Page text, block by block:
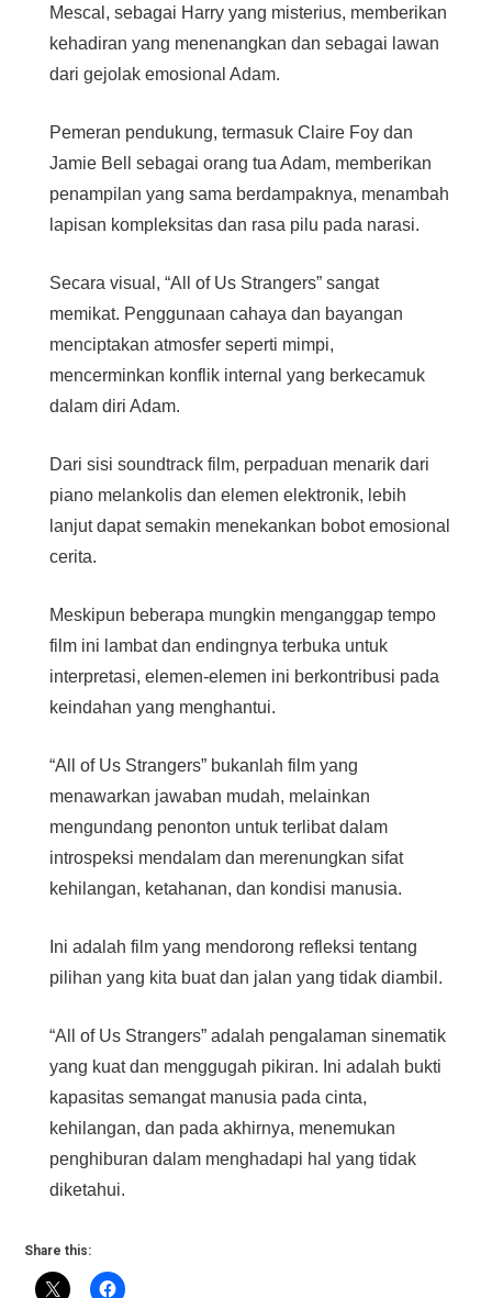
Mescal, sebagai Harry yang misterius, memberikan
kehadiran yang menenangkan dan sebagai lawan
dari gejolak emosional Adam.
Pemeran pendukung, termasuk Claire Foy dan
Jamie Bell sebagai orang tua Adam, memberikan
penampilan yang sama berdampaknya, menambah
lapisan kompleksitas dan rasa pilu pada narasi.
Secara visual, “All of Us Strangers” sangat
memikat. Penggunaan cahaya dan bayangan
menciptakan atmosfer seperti mimpi,
mencerminkan konflik internal yang berkecamuk
dalam diri Adam.
Dari sisi soundtrack film, perpaduan menarik dari
piano melankolis dan elemen elektronik, lebih
lanjut dapat semakin menekankan bobot emosional
cerita.
Meskipun beberapa mungkin menganggap tempo
film ini lambat dan endingnya terbuka untuk
interpretasi, elemen-elemen ini berkontribusi pada
keindahan yang menghantui.
“All of Us Strangers” bukanlah film yang
menawarkan jawaban mudah, melainkan
mengundang penonton untuk terlibat dalam
introspeksi mendalam dan merenungkan sifat
kehilangan, ketahanan, dan kondisi manusia.
Ini adalah film yang mendorong refleksi tentang
pilihan yang kita buat dan jalan yang tidak diambil.
“All of Us Strangers” adalah pengalaman sinematik
yang kuat dan menggugah pikiran. Ini adalah bukti
kapasitas semangat manusia pada cinta,
kehilangan, dan pada akhirnya, menemukan
penghiburan dalam menghadapi hal yang tidak
diketahui.
Share this: